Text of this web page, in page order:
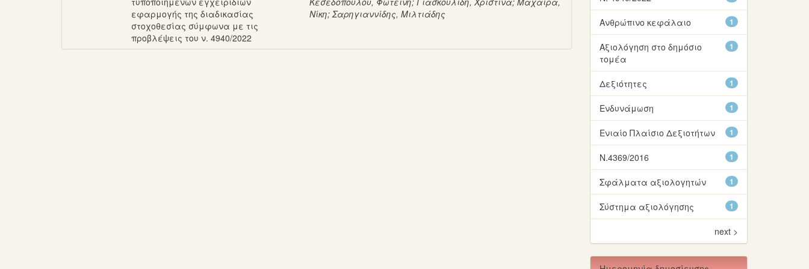
εφαρμογής της διαδικασίας
στοχοθεσίας σύμφωνα με τις
προβλέψεις του ν. 4940/2022
Νίκη;Σαρηγιαννίδης, Μιλτιάδης
1
Ανθρώπινο κεφάλαιο
1
Αξιολόγηση στο δημόσιο
τομέα
1
Δεξιότητες
1
Ενδυνάμωση
1
Ενιαίο Πλαίσιο Δεξιοτήτων
1
Ν.4369/2016
1
Σφάλματα αξιολογητών
1
Σύστημα αξιολόγησης
next >